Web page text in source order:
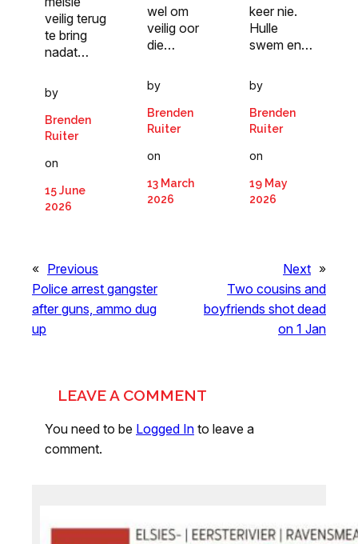
veilig terug
te bring
nadat…
by
Brenden
Ruiter
on
15 June
2026
wel om
veilig oor
die…
by
Brenden
Ruiter
on
13 March
2026
keer nie.
Hulle
swem en…
by
Brenden
Ruiter
on
19 May
2026
« Previous
Police arrest gangster
after guns, ammo dug
up
Next »
Two cousins and
boyfriends shot dead
on 1 Jan
LEAVE A COMMENT
You need to be Logged In to leave a
comment.